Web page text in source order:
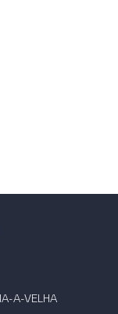
A-VELHA